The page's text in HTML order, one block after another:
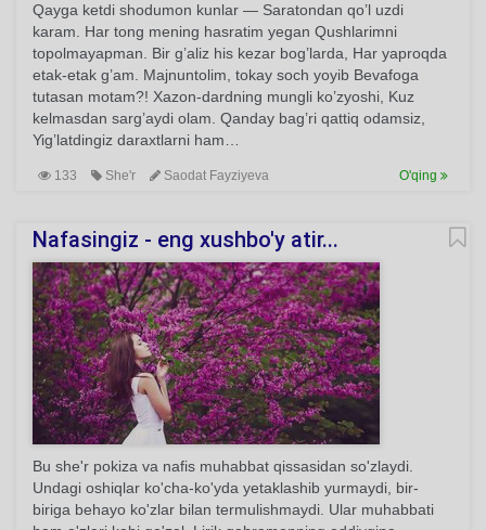
Qayga ketdi shodumon kunlar — Saratondan qo’l uzdi
karam. Har tong mening hasratim yegan Qushlarimni
topolmayapman. Bir g’aliz his kezar bog’larda, Har yaproqda
etak-etak g’am. Majnuntolim, tokay soch yoyib Bevafoga
tutasan motam?! Xazon-dardning mungli ko’zyoshi, Kuz
kelmasdan sarg’aydi olam. Qanday bag’ri qattiq odamsiz,
Yig’latdingiz daraxtlarni ham…
133 She'r Saodat Fayziyeva O'qing
Nafasingiz - eng xushbo'y atir...
Bu she'r pokiza va nafis muhabbat qissasidan so'zlaydi.
Undagi oshiqlar ko'cha-ko'yda yetaklashib yurmaydi, bir-
biriga behayo ko'zlar bilan termulishmaydi. Ular muhabbati